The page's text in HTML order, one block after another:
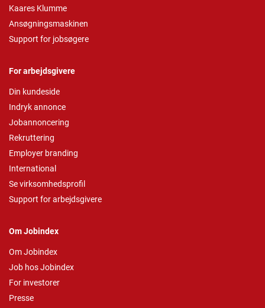
Kaares Klumme
Ansøgningsmaskinen
Support for jobsøgere
For arbejdsgivere
Din kundeside
Indryk annonce
Jobannoncering
Rekruttering
Employer branding
International
Se virksomhedsprofil
Support for arbejdsgivere
Om Jobindex
Om Jobindex
Job hos Jobindex
For investorer
Presse